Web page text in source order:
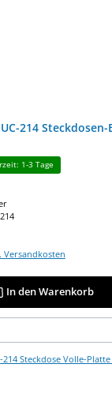
214
1-3 Tage
Versandkosten
In den Warenkorb